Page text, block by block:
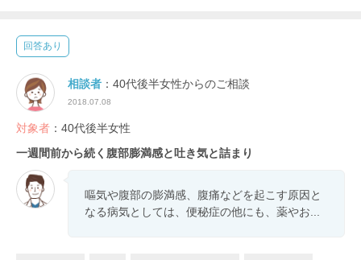
回答あり
相談者 ：40代後半女性からのご相談
2018.07.08
対象者 ：40代後半女性
一週間前から続く腹部膨満感と吐き気と詰まり
嘔気や腹部の膨満感、腹痛などを起こす原因と
なる病気としては、便秘症の他にも、薬やお...